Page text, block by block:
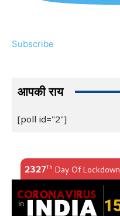
Subscribe
आपकी राय
[poll id="2"]